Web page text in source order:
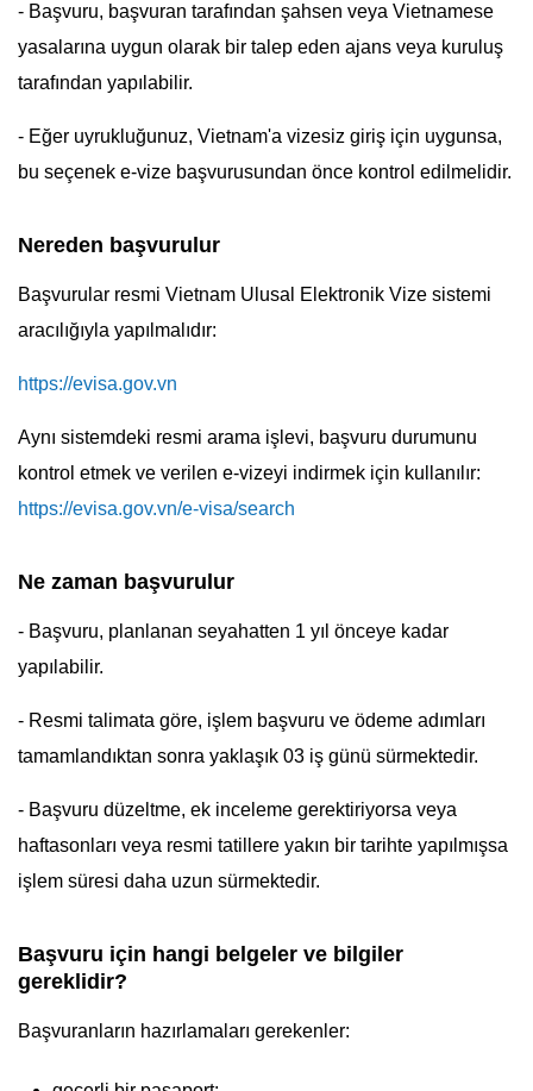
- Başvuru, başvuran tarafından şahsen veya Vietnamese
yasalarına uygun olarak bir talep eden ajans veya kuruluş
tarafından yapılabilir.
- Eğer uyrukluğunuz, Vietnam'a vizesiz giriş için uygunsa,
bu seçenek e-vize başvurusundan önce kontrol edilmelidir.
Nereden başvurulur
Başvurular resmi Vietnam Ulusal Elektronik Vize sistemi
aracılığıyla yapılmalıdır:
https://evisa.gov.vn
Aynı sistemdeki resmi arama işlevi, başvuru durumunu
kontrol etmek ve verilen e-vizeyi indirmek için kullanılır:
https://evisa.gov.vn/e-visa/search
Ne zaman başvurulur
- Başvuru, planlanan seyahatten 1 yıl önceye kadar
yapılabilir.
- Resmi talimata göre, işlem başvuru ve ödeme adımları
tamamlandıktan sonra yaklaşık 03 iş günü sürmektedir.
- Başvuru düzeltme, ek inceleme gerektiriyorsa veya
haftasonları veya resmi tatillere yakın bir tarihte yapılmışsa
işlem süresi daha uzun sürmektedir.
Başvuru için hangi belgeler ve bilgiler
gereklidir?
Başvuranların hazırlamaları gerekenler: